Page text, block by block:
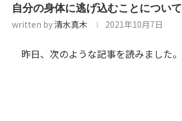
自分の身体に逃げ込むことについて
written by清水真木 2021年10月7日
昨日、次のような記事を読みました。